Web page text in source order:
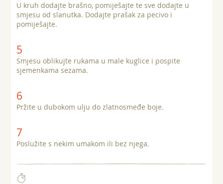
U kruh dodajte brašno, pomiješajte te sve dodajte u
smjesu od slanutka. Dodajte prašak za pecivo i
pomiješajte.
Smjesu oblikujte rukama u male kuglice i pospite
sjemenkama sezama.
Pržite u dubokom ulju do zlatnosmeđe boje.
Poslužite s nekim umakom ili bez njega.